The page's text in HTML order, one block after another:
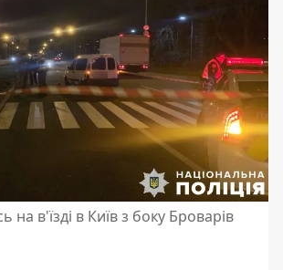
на в'їзді в Київ з боку Броварів